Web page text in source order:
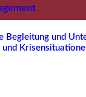
Begleitung und